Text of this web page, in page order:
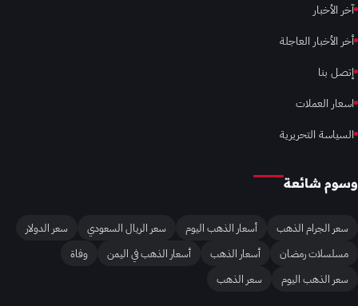
آخر الأخبار
أخر الأخبار العاجلة
إتصل بنا
اسعار العملات
السياسة التحريرية
وسوم شائعة
سعر الجرام الذهب أسعار الذهب اليوم سعر الريال السعودي
سعر الدولار
مسلسلات رمضان
أسعار الذهب أسعار الذهب في اليمن
وفاة
سعر الذهب اليوم
سعر الذهب